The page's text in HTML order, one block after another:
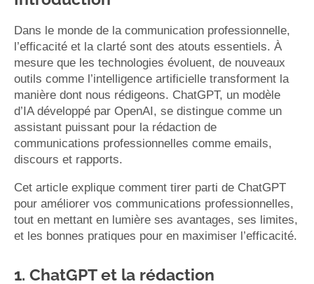
Dans le monde de la communication professionnelle,
l’efficacité et la clarté sont des atouts essentiels. À
mesure que les technologies évoluent, de nouveaux
outils comme l’intelligence artificielle transforment la
manière dont nous rédigeons. ChatGPT, un modèle
d’IA développé par OpenAI, se distingue comme un
assistant puissant pour la rédaction de
communications professionnelles comme emails,
discours et rapports.
Cet article explique comment tirer parti de ChatGPT
pour améliorer vos communications professionnelles,
tout en mettant en lumière ses avantages, ses limites,
et les bonnes pratiques pour en maximiser l’efficacité.
1. ChatGPT et la rédaction